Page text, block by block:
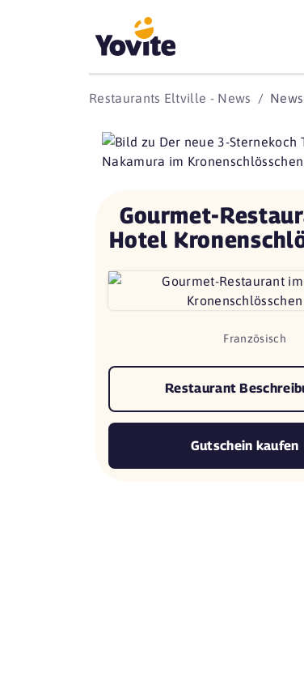
Restaurants Eltville - News News
Gourmet-
Hotel
Französisch
Restaurant
Gutschein kaufen